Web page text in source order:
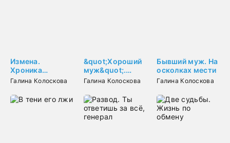
Измена.
Хроника
предательства
Галина Колоскова
&quot;Хороший
муж&quot;.
После измены
Галина Колоскова
Бывший муж. На
осколках мести
Галина Колоскова